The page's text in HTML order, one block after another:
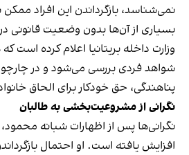
نمی‌شناسد، بازگرداندن این افراد
بسیاری از آن‌ها بدون وضعیت قانونی
وزارت داخله بریتانیا اعلام کرده است
شواهد فردی بررسی می‌شود و در
پناهندگی، حق خودکار برای الحاق
نگرانی از مشروعیت‌بخشی به طالبان
نگرانی‌ها پس از اظهارات شبانه محمود،
افزایش یافته است. او احتمال